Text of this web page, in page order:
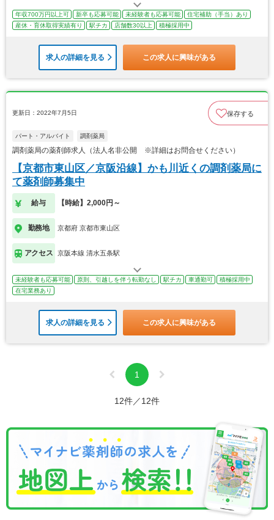
年収700万円以上可 新卒も応募可能 未経験者も応募可能
住宅補助（手当）あり
産休・育休取得実績有り
駅チカ 店舗数30以上 積極採用中
求人の詳細を見る この求人に興味がある
更新日：2022年7月5日 保存する
パート・アルバイト 調剤薬局
調剤薬局の薬剤師求人（法人名非公開 ※詳細はお問合せください）
【京都市東山区／京阪沿線】かも川近くの調剤薬局に
て薬剤師募集中
給与 【時給】2,000円～
勤務地 京都府 京都市東山区
アクセス 京阪本線 清水五条駅
未経験者も応募可能 原則、引越しを伴う転勤なし 駅チカ 車通勤可
積極採用中
在宅業務あり
求人の詳細を見る この求人に興味がある
1
12件／12件